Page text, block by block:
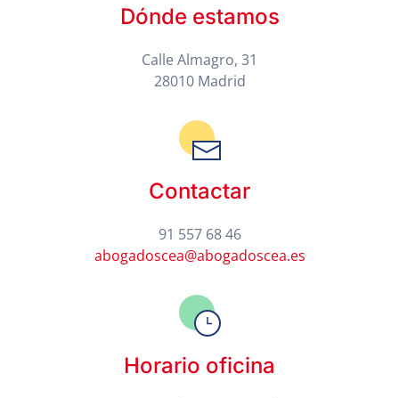
Dónde estamos
Calle Almagro, 31
28010 Madrid
Contactar
91 557 68 46
abogadoscea@abogadoscea.es
Horario oficina